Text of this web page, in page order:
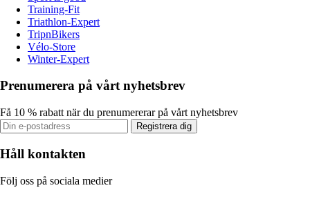
Training-Fit
Triathlon-Expert
TripnBikers
Vélo-Store
Winter-Expert
Prenumerera på vårt nyhetsbrev
Få 10 % rabatt när du prenumererar på vårt nyhetsbrev
Registrera dig
Håll kontakten
Följ oss på sociala medier